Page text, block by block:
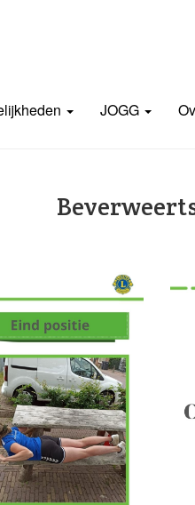
JOGG